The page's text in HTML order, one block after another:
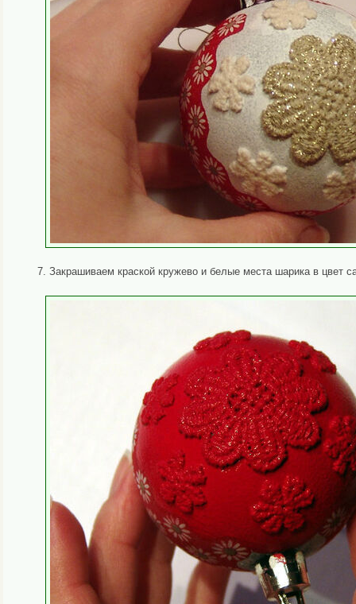
7. Закрашиваем краской кружево и белые места шарика в цвет